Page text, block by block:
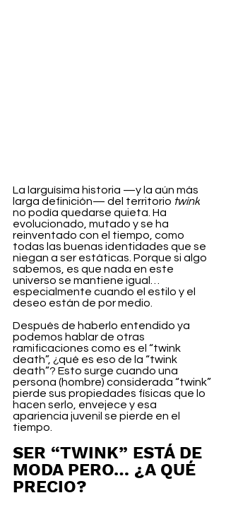
La larguísima historia —y la aún más
larga definición— del territorio twink
no podía quedarse quieta. Ha
evolucionado, mutado y se ha
reinventado con el tiempo, como
todas las buenas identidades que se
niegan a ser estáticas. Porque si algo
sabemos, es que nada en este
universo se mantiene igual…
especialmente cuando el estilo y el
deseo están de por medio.
Después de haberlo entendido ya
podemos hablar de otras
ramificaciones como es el “twink
death”, ¿qué es eso de la “twink
death”? Esto surge cuando una
persona (hombre) considerada “twink”
pierde sus propiedades físicas que lo
hacen serlo, envejece y esa
apariencia juvenil se pierde en el
tiempo.
SER “TWINK” ESTÁ DE
MODA PERO… ¿A QUÉ
PRECIO?